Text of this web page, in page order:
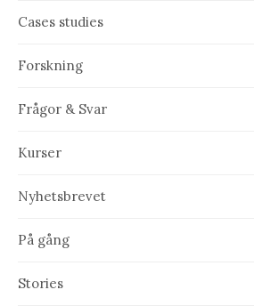
Cases studies
Forskning
Frågor & Svar
Kurser
Nyhetsbrevet
På gång
Stories